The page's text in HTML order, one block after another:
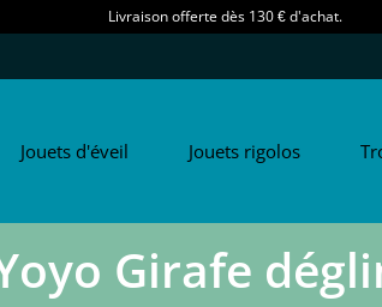
Livraison offerte dès 130 € d'achat.
Jouets d'éveil Jouets rigolos
Girafe